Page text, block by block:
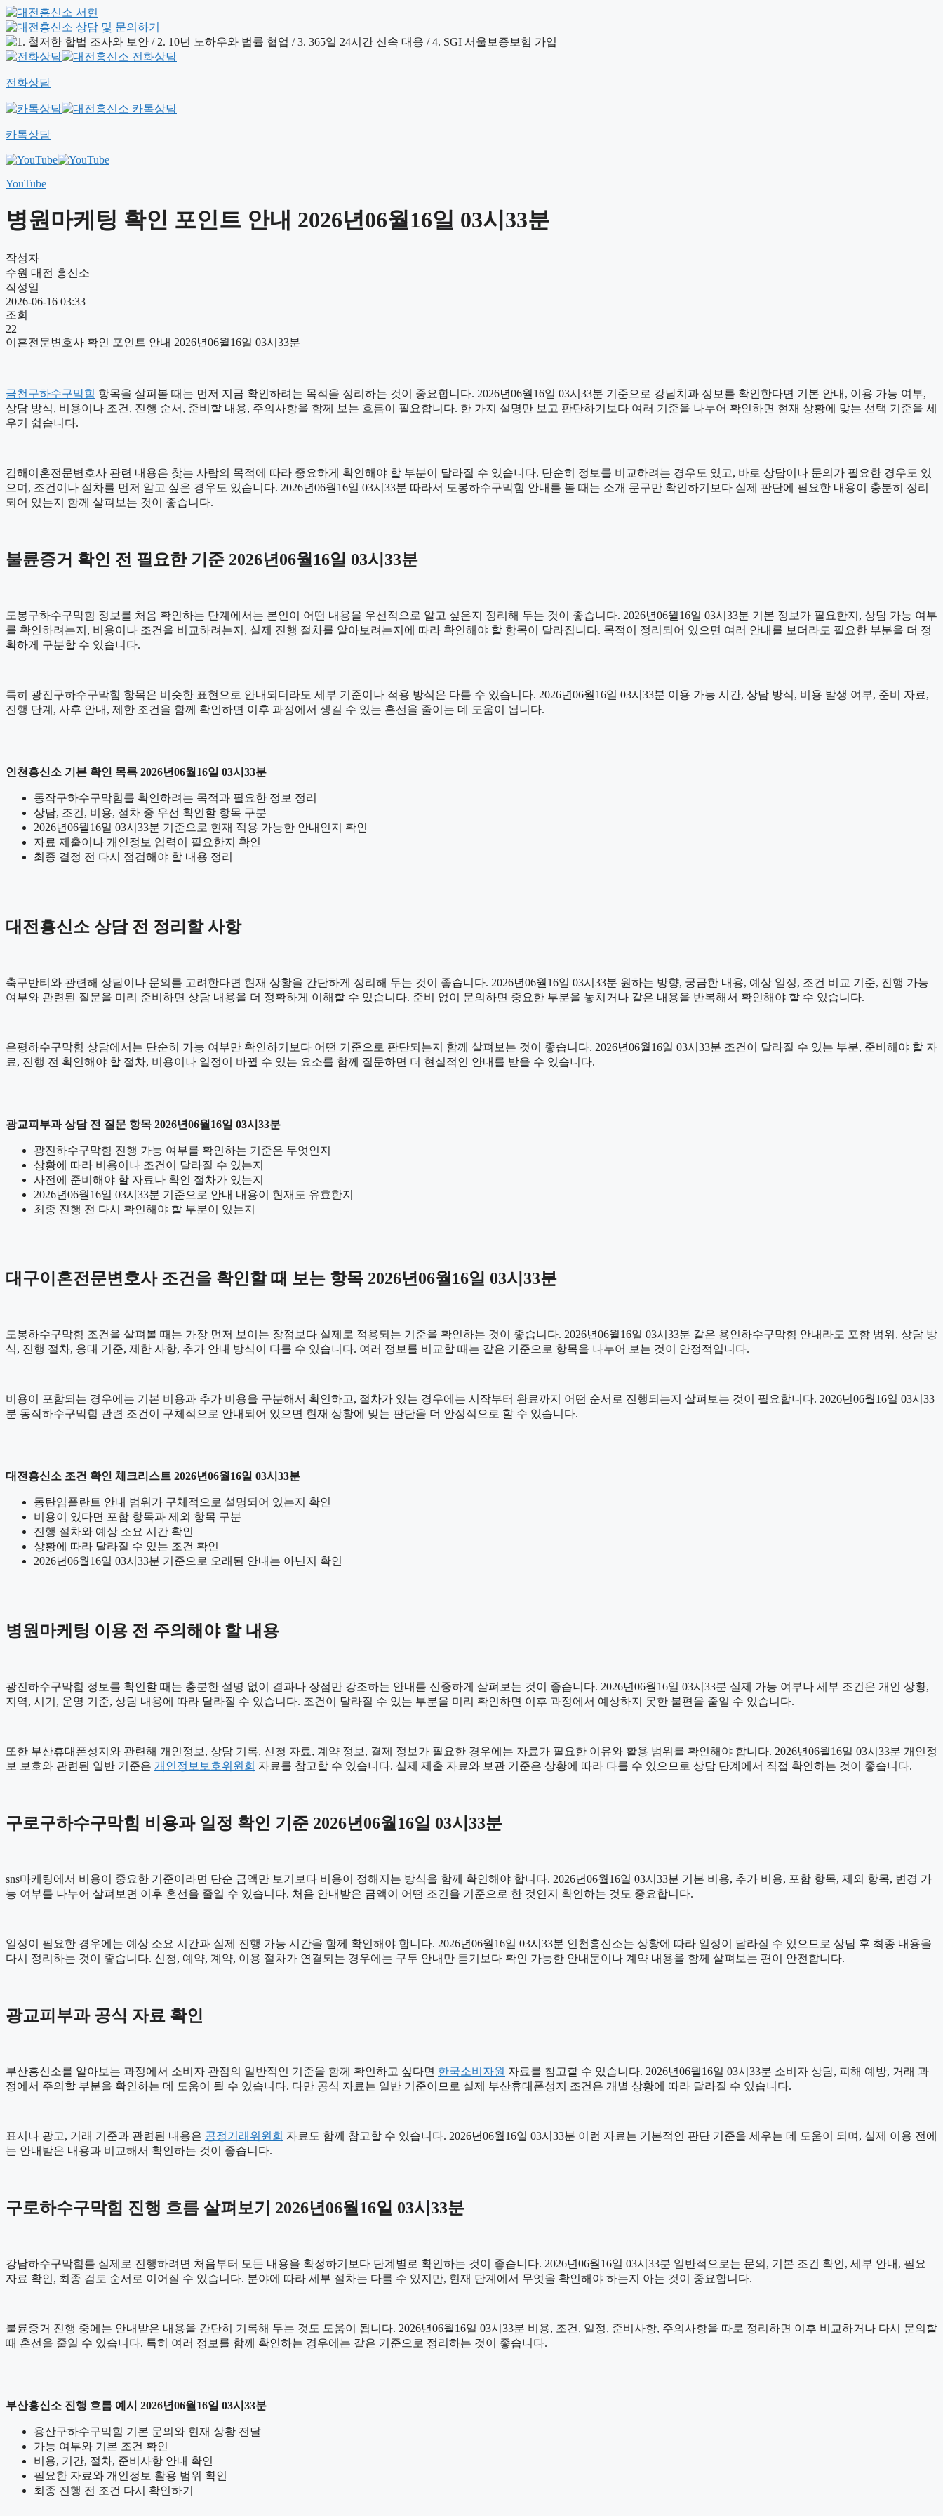
전화상담
카톡상담
YouTube
병원마케팅 확인 포인트 안내 2026년06월16일 03시33분
작성자
수원 대전 흥신소
작성일
2026-06-16 03:33
조회
22
이혼전문변호사 확인 포인트 안내 2026년06월16일 03시33분
금천구하수구막힘 항목을 살펴볼 때는 먼저 지금 확인하려는 목적을 정리하는 것이 중요합니다. 2026년06월16일 03시33분 기준으로 강남치과 정보를 확인한다면 기본 안내, 이용 가능 여부,
상담 방식, 비용이나 조건, 진행 순서, 준비할 내용, 주의사항을 함께 보는 흐름이 필요합니다. 한 가지 설명만 보고 판단하기보다 여러 기준을 나누어 확인하면 현재 상황에 맞는 선택 기준을 세
우기 쉽습니다.
김해이혼전문변호사 관련 내용은 찾는 사람의 목적에 따라 중요하게 확인해야 할 부분이 달라질 수 있습니다. 단순히 정보를 비교하려는 경우도 있고, 바로 상담이나 문의가 필요한 경우도 있
으며, 조건이나 절차를 먼저 알고 싶은 경우도 있습니다. 2026년06월16일 03시33분 따라서 도봉하수구막힘 안내를 볼 때는 소개 문구만 확인하기보다 실제 판단에 필요한 내용이 충분히 정리
되어 있는지 함께 살펴보는 것이 좋습니다.
불륜증거 확인 전 필요한 기준 2026년06월16일 03시33분
도봉구하수구막힘 정보를 처음 확인하는 단계에서는 본인이 어떤 내용을 우선적으로 알고 싶은지 정리해 두는 것이 좋습니다. 2026년06월16일 03시33분 기본 정보가 필요한지, 상담 가능 여부
를 확인하려는지, 비용이나 조건을 비교하려는지, 실제 진행 절차를 알아보려는지에 따라 확인해야 할 항목이 달라집니다. 목적이 정리되어 있으면 여러 안내를 보더라도 필요한 부분을 더 정
확하게 구분할 수 있습니다.
특히 광진구하수구막힘 항목은 비슷한 표현으로 안내되더라도 세부 기준이나 적용 방식은 다를 수 있습니다. 2026년06월16일 03시33분 이용 가능 시간, 상담 방식, 비용 발생 여부, 준비 자료,
진행 단계, 사후 안내, 제한 조건을 함께 확인하면 이후 과정에서 생길 수 있는 혼선을 줄이는 데 도움이 됩니다.
인천흥신소 기본 확인 목록 2026년06월16일 03시33분
동작구하수구막힘를 확인하려는 목적과 필요한 정보 정리
상담, 조건, 비용, 절차 중 우선 확인할 항목 구분
2026년06월16일 03시33분 기준으로 현재 적용 가능한 안내인지 확인
자료 제출이나 개인정보 입력이 필요한지 확인
최종 결정 전 다시 점검해야 할 내용 정리
대전흥신소 상담 전 정리할 사항
축구반티와 관련해 상담이나 문의를 고려한다면 현재 상황을 간단하게 정리해 두는 것이 좋습니다. 2026년06월16일 03시33분 원하는 방향, 궁금한 내용, 예상 일정, 조건 비교 기준, 진행 가능
여부와 관련된 질문을 미리 준비하면 상담 내용을 더 정확하게 이해할 수 있습니다. 준비 없이 문의하면 중요한 부분을 놓치거나 같은 내용을 반복해서 확인해야 할 수 있습니다.
은평하수구막힘 상담에서는 단순히 가능 여부만 확인하기보다 어떤 기준으로 판단되는지 함께 살펴보는 것이 좋습니다. 2026년06월16일 03시33분 조건이 달라질 수 있는 부분, 준비해야 할 자
료, 진행 전 확인해야 할 절차, 비용이나 일정이 바뀔 수 있는 요소를 함께 질문하면 더 현실적인 안내를 받을 수 있습니다.
광교피부과 상담 전 질문 항목 2026년06월16일 03시33분
광진하수구막힘 진행 가능 여부를 확인하는 기준은 무엇인지
상황에 따라 비용이나 조건이 달라질 수 있는지
사전에 준비해야 할 자료나 확인 절차가 있는지
2026년06월16일 03시33분 기준으로 안내 내용이 현재도 유효한지
최종 진행 전 다시 확인해야 할 부분이 있는지
대구이혼전문변호사 조건을 확인할 때 보는 항목 2026년06월16일 03시33분
도봉하수구막힘 조건을 살펴볼 때는 가장 먼저 보이는 장점보다 실제로 적용되는 기준을 확인하는 것이 좋습니다. 2026년06월16일 03시33분 같은 용인하수구막힘 안내라도 포함 범위, 상담 방
식, 진행 절차, 응대 기준, 제한 사항, 추가 안내 방식이 다를 수 있습니다. 여러 정보를 비교할 때는 같은 기준으로 항목을 나누어 보는 것이 안정적입니다.
비용이 포함되는 경우에는 기본 비용과 추가 비용을 구분해서 확인하고, 절차가 있는 경우에는 시작부터 완료까지 어떤 순서로 진행되는지 살펴보는 것이 필요합니다. 2026년06월16일 03시33
분 동작하수구막힘 관련 조건이 구체적으로 안내되어 있으면 현재 상황에 맞는 판단을 더 안정적으로 할 수 있습니다.
대전흥신소 조건 확인 체크리스트 2026년06월16일 03시33분
동탄임플란트 안내 범위가 구체적으로 설명되어 있는지 확인
비용이 있다면 포함 항목과 제외 항목 구분
진행 절차와 예상 소요 시간 확인
상황에 따라 달라질 수 있는 조건 확인
2026년06월16일 03시33분 기준으로 오래된 안내는 아닌지 확인
병원마케팅 이용 전 주의해야 할 내용
광진하수구막힘 정보를 확인할 때는 충분한 설명 없이 결과나 장점만 강조하는 안내를 신중하게 살펴보는 것이 좋습니다. 2026년06월16일 03시33분 실제 가능 여부나 세부 조건은 개인 상황,
지역, 시기, 운영 기준, 상담 내용에 따라 달라질 수 있습니다. 조건이 달라질 수 있는 부분을 미리 확인하면 이후 과정에서 예상하지 못한 불편을 줄일 수 있습니다.
또한 부산휴대폰성지와 관련해 개인정보, 상담 기록, 신청 자료, 계약 정보, 결제 정보가 필요한 경우에는 자료가 필요한 이유와 활용 범위를 확인해야 합니다. 2026년06월16일 03시33분 개인정
보 보호와 관련된 일반 기준은 개인정보보호위원회 자료를 참고할 수 있습니다. 실제 제출 자료와 보관 기준은 상황에 따라 다를 수 있으므로 상담 단계에서 직접 확인하는 것이 좋습니다.
구로구하수구막힘 비용과 일정 확인 기준 2026년06월16일 03시33분
sns마케팅에서 비용이 중요한 기준이라면 단순 금액만 보기보다 비용이 정해지는 방식을 함께 확인해야 합니다. 2026년06월16일 03시33분 기본 비용, 추가 비용, 포함 항목, 제외 항목, 변경 가
능 여부를 나누어 살펴보면 이후 혼선을 줄일 수 있습니다. 처음 안내받은 금액이 어떤 조건을 기준으로 한 것인지 확인하는 것도 중요합니다.
일정이 필요한 경우에는 예상 소요 시간과 실제 진행 가능 시간을 함께 확인해야 합니다. 2026년06월16일 03시33분 인천흥신소는 상황에 따라 일정이 달라질 수 있으므로 상담 후 최종 내용을
다시 정리하는 것이 좋습니다. 신청, 예약, 계약, 이용 절차가 연결되는 경우에는 구두 안내만 듣기보다 확인 가능한 안내문이나 계약 내용을 함께 살펴보는 편이 안전합니다.
광교피부과 공식 자료 확인
부산흥신소를 알아보는 과정에서 소비자 관점의 일반적인 기준을 함께 확인하고 싶다면 한국소비자원 자료를 참고할 수 있습니다. 2026년06월16일 03시33분 소비자 상담, 피해 예방, 거래 과
정에서 주의할 부분을 확인하는 데 도움이 될 수 있습니다. 다만 공식 자료는 일반 기준이므로 실제 부산휴대폰성지 조건은 개별 상황에 따라 달라질 수 있습니다.
표시나 광고, 거래 기준과 관련된 내용은 공정거래위원회 자료도 함께 참고할 수 있습니다. 2026년06월16일 03시33분 이런 자료는 기본적인 판단 기준을 세우는 데 도움이 되며, 실제 이용 전에
는 안내받은 내용과 비교해서 확인하는 것이 좋습니다.
구로하수구막힘 진행 흐름 살펴보기 2026년06월16일 03시33분
강남하수구막힘를 실제로 진행하려면 처음부터 모든 내용을 확정하기보다 단계별로 확인하는 것이 좋습니다. 2026년06월16일 03시33분 일반적으로는 문의, 기본 조건 확인, 세부 안내, 필요
자료 확인, 최종 검토 순서로 이어질 수 있습니다. 분야에 따라 세부 절차는 다를 수 있지만, 현재 단계에서 무엇을 확인해야 하는지 아는 것이 중요합니다.
불륜증거 진행 중에는 안내받은 내용을 간단히 기록해 두는 것도 도움이 됩니다. 2026년06월16일 03시33분 비용, 조건, 일정, 준비사항, 주의사항을 따로 정리하면 이후 비교하거나 다시 문의할
때 혼선을 줄일 수 있습니다. 특히 여러 정보를 함께 확인하는 경우에는 같은 기준으로 정리하는 것이 좋습니다.
부산흥신소 진행 흐름 예시 2026년06월16일 03시33분
용산구하수구막힘 기본 문의와 현재 상황 전달
가능 여부와 기본 조건 확인
비용, 기간, 절차, 준비사항 안내 확인
필요한 자료와 개인정보 활용 범위 확인
최종 진행 전 조건 다시 확인하기